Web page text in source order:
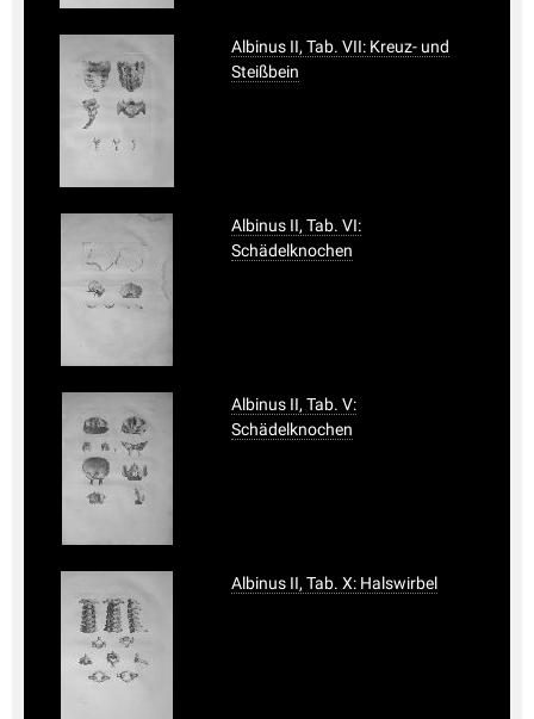
Albinus II, Tab. VII: Kreuz- und
Steißbein
Albinus II, Tab. VI:
Schädelknochen
Albinus II, Tab. V:
Schädelknochen
Albinus II, Tab. X: Halswirbel